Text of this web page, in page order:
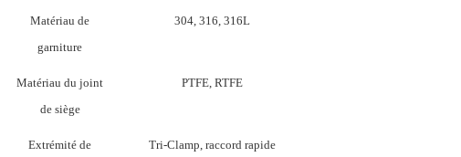
Matériau de
garniture
304, 316, 316L
Matériau du joint
de siège
PTFE, RTFE
Extrémité de
Tri-Clamp, raccord rapide